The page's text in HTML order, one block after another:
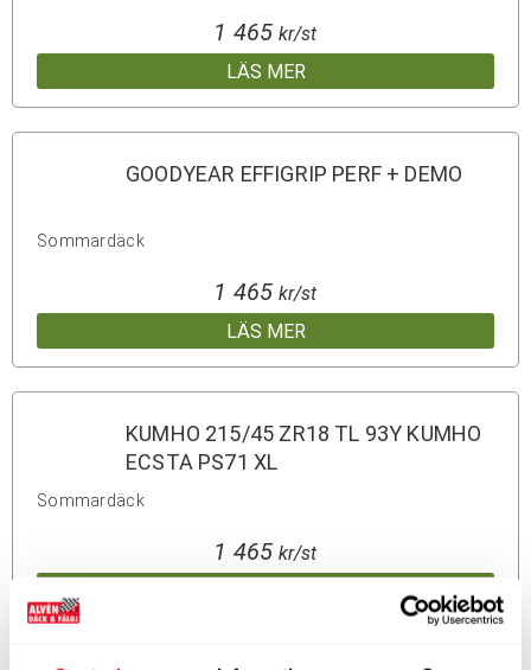
LÄS MER
1 465 kr/st
GOODYEAR EFFIGRIP PERF + DEMO
Sommardäck
LÄS MER
1 465 kr/st
KUMHO 215/45 ZR18 TL 93Y KUMHO
ECSTA PS71 XL
Sommardäck
1 465 kr/st